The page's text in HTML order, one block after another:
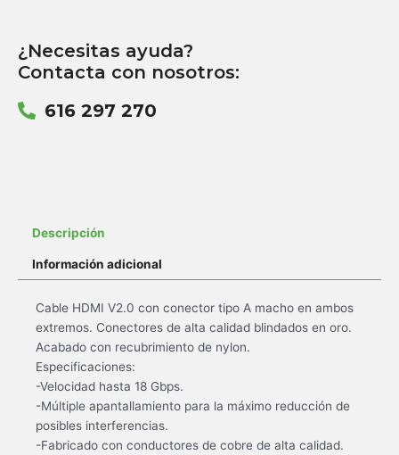
¿Necesitas ayuda?
Contacta con nosotros:
616 297 270
Descripción
Información adicional
Cable HDMI V2.0 con conector tipo A macho en ambos
extremos. Conectores de alta calidad blindados en oro.
Acabado con recubrimiento de nylon.
Especificaciones:
-Velocidad hasta 18 Gbps.
-Múltiple apantallamiento para la máximo reducción de
posibles interferencias.
-Fabricado con conductores de cobre de alta calidad.